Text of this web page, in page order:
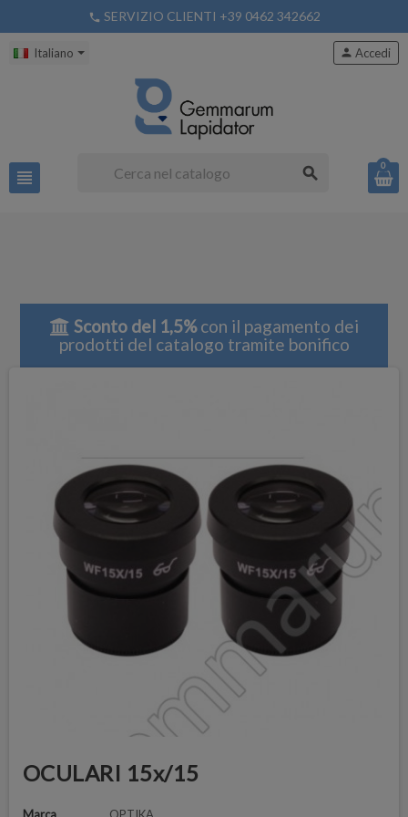
phone SERVIZIO CLIENTI +39 0462 342662
Italiano
view_headline search
person Accedi
0
Sconto del 1,5%con il pagamento dei
prodotti del catalogo tramite bonifico
OCULARI 15x/15